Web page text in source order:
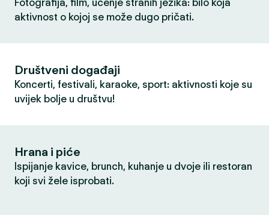
Fotografija, film, učenje stranih jezika: bilo koja
aktivnost o kojoj se može dugo pričati.
Društveni događaji
Koncerti, festivali, karaoke, sport: aktivnosti koje su
uvijek bolje u društvu!
Hrana i piće
Ispijanje kavice, brunch, kuhanje u dvoje ili restoran
koji svi žele isprobati.